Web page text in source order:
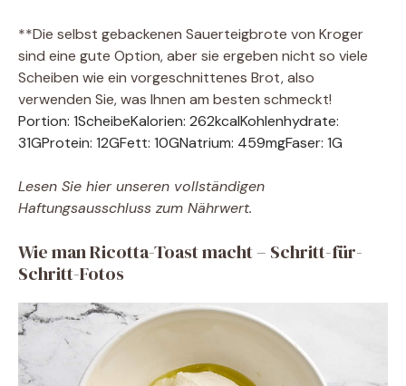
**Die selbst gebackenen Sauerteigbrote von Kroger
sind eine gute Option, aber sie ergeben nicht so viele
Scheiben wie ein vorgeschnittenes Brot, also
verwenden Sie, was Ihnen am besten schmeckt!
Portion: 1ScheibeKalorien: 262kcalKohlenhydrate:
31GProtein: 12GFett: 10GNatrium: 459mgFaser: 1G
Lesen Sie hier unseren vollständigen
Haftungsausschluss zum Nährwert.
Wie man Ricotta-Toast macht – Schritt-für-
Schritt-Fotos